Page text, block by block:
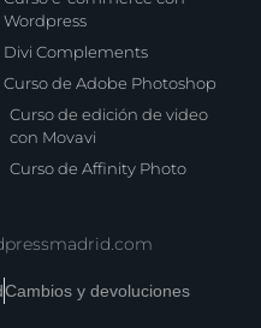
Wordpress
Divi Complements
Curso de Adobe Photoshop
Curso de edición de video
con Movavi
Curso de Affinity Photo
Cambios y devoluciones